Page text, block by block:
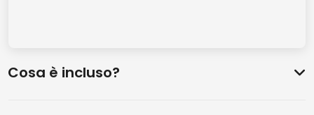
Cosa è incluso?